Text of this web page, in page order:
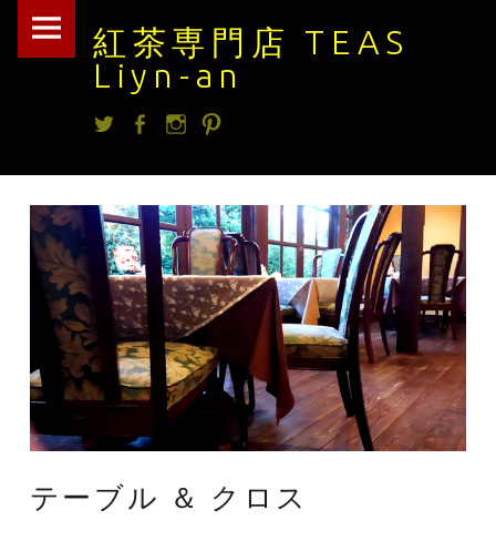
紅茶専門店 TEAS
Liyn-an
紅
Liyn-
navigation
Skip
Twitterfacebook
Instagram
テーブル ＆ クロス